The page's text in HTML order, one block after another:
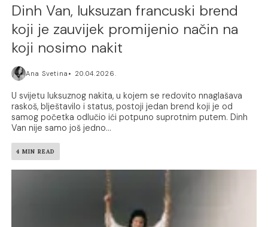
Dinh Van, luksuzan francuski brend
koji je zauvijek promijenio način na
koji nosimo nakit
Ana Svetina 20.04.2026.
U svijetu luksuznog nakita, u kojem se redovito nnaglašava
raskoš, blještavilo i status, postoji jedan brend koji je od
samog početka odlučio ići potpuno suprotnim putem. Dinh
Van nije samo još jedno...
4 MIN READ